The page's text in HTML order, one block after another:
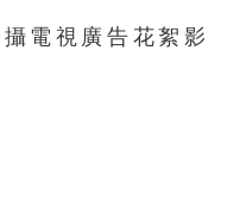
電視廣告花絮影